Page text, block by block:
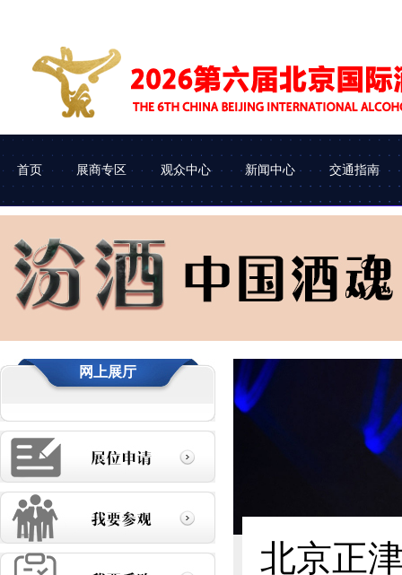
首页
展会介绍 组织机构
展商专区
参展申请 参展流程
车辆进馆
观众中心
企业查询 观众类别
新闻中心 交通指南
网上展厅
北京正